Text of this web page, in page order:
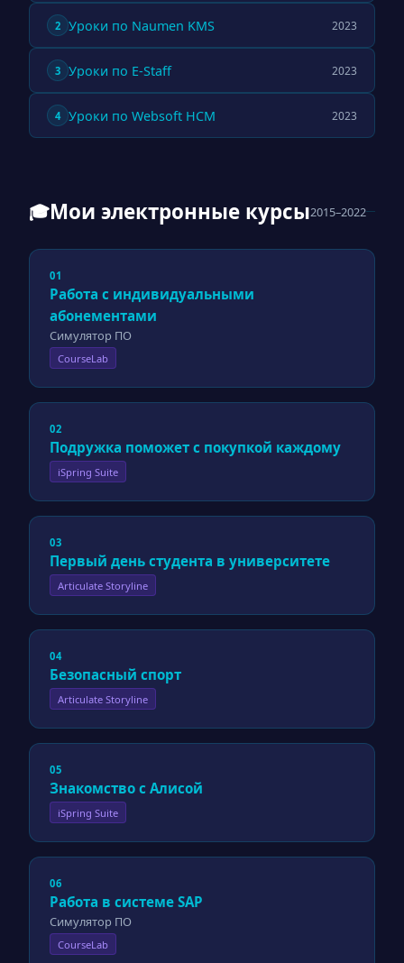
2 Уроки по Naumen KMS 2023
3 Уроки по E-Staff 2023
4 Уроки по Websoft HCM 2023
🎓Мои электронные курсы2015–2022
01
Работа с индивидуальными
абонементами
Симулятор ПО
CourseLab
02
Подружка поможет с покупкой каждому
iSpring Suite
03
Первый день студента в университете
Articulate Storyline
04
Безопасный спорт
Articulate Storyline
05
Знакомство с Алисой
iSpring Suite
06
Работа в системе SAP
Симулятор ПО
CourseLab